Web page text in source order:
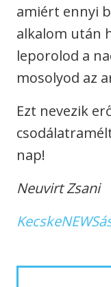
amiért ennyi
alkalom után
leporolod a
mosolyod az
Ezt nevezik
nap!
Neuvirt Zsani